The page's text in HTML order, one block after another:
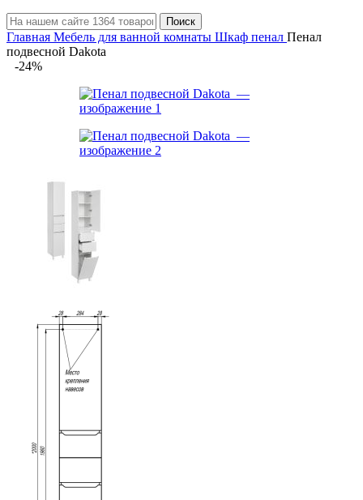
Поиск
Главная Мебель для ванной комнаты Шкаф пенал Пенал
подвесной Dakota
-24%